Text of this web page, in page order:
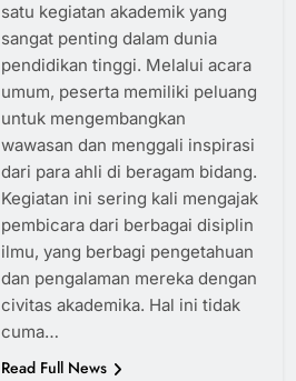
satu kegiatan akademik yang
sangat penting dalam dunia
pendidikan tinggi. Melalui acara
umum, peserta memiliki peluang
untuk mengembangkan
wawasan dan menggali inspirasi
dari para ahli di beragam bidang.
Kegiatan ini sering kali mengajak
pembicara dari berbagai disiplin
ilmu, yang berbagi pengetahuan
dan pengalaman mereka dengan
civitas akademika. Hal ini tidak
cuma…
Read Full News